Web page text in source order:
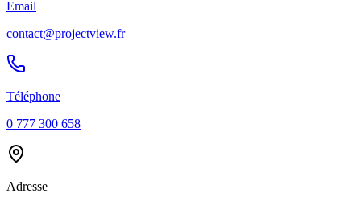
Email
contact@projectview.fr
Téléphone
0 777 300 658
Adresse